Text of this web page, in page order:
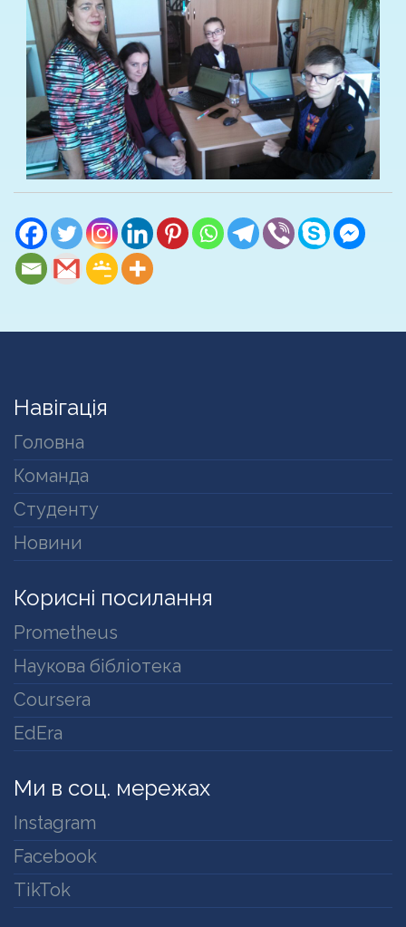
Навігація
Головна
Команда
Студенту
Новини
Корисні посилання
Prometheus
Наукова бібліотека
Coursera
EdEra
Ми в соц. мережах
Instagram
Facebook
TikTok